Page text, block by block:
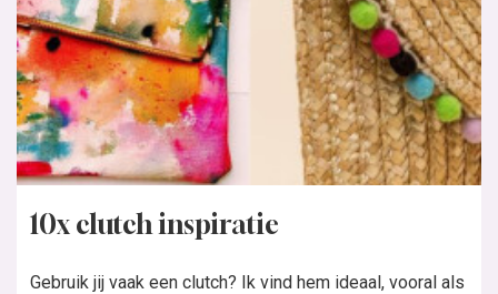
10x clutch inspiratie
Gebruik jij vaak een clutch? Ik vind hem ideaal, vooral als